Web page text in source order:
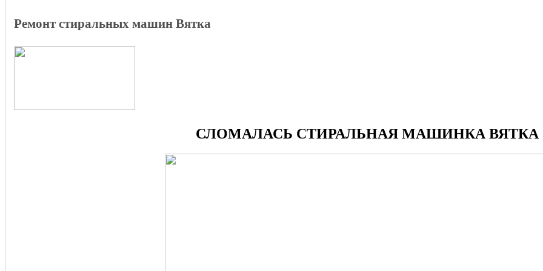
Ремонт стиральных машин Вятка
СЛОМАЛАСЬ СТИРАЛЬНАЯ МАШИНКА ВЯТКА